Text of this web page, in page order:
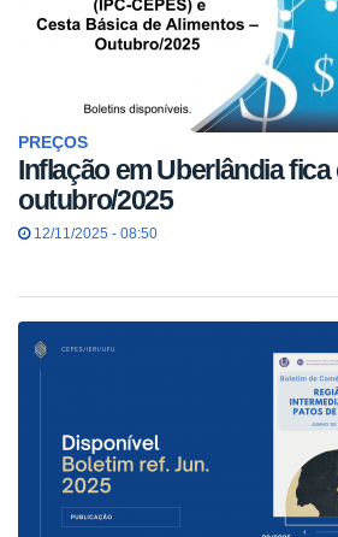
PREÇOS
Inflação em Uberlândia fica
outubro/2025
12/11/2025 - 08:50